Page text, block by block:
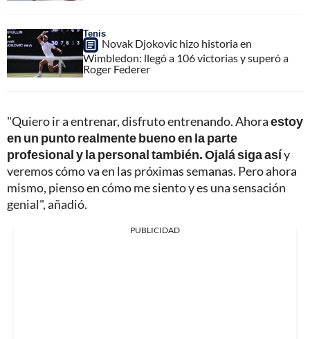
Tenis
Novak Djokovic hizo historia en
Wimbledon: llegó a 106 victorias y superó a
Roger Federer
"Quiero ir a entrenar, disfruto entrenando. Ahoraestoy
en un punto realmente bueno en la parte
profesional y la personal también. Ojalá siga asíy
veremos cómo va en las próximas semanas. Pero ahora
mismo, pienso en cómo me siento y es una sensación
genial", añadió.
PUBLICIDAD